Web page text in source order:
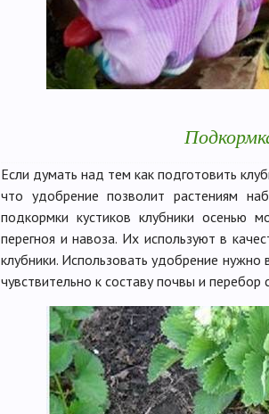
Если думать над тем как подготовить
что удобрение позволит растениям
подкормки кустиков клубники осенью
перегноя и навоза. Их используют в
клубники. Использовать удобрение
чувствительно к составу почвы и